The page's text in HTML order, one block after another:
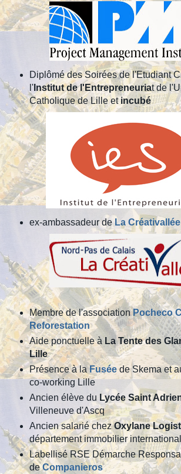
Diplômé des Soirées de l'Etudiant
l'Institut de l'Entrepreneuriat de
Catholique de Lille etincubé
ex-ambassadeur de La Créativallée
Membre de l'association Pocheco
Reforestation
Aide ponctuelle àLa Tente des
Lille
Présence à laFuséede Skema et
co-working Lille
Ancien élève du Lycée Saint
Villeneuve d'Ascq
Ancien salarié chezOxylane
département immobilier
Labellisé RSE Démarche
deCompanieros